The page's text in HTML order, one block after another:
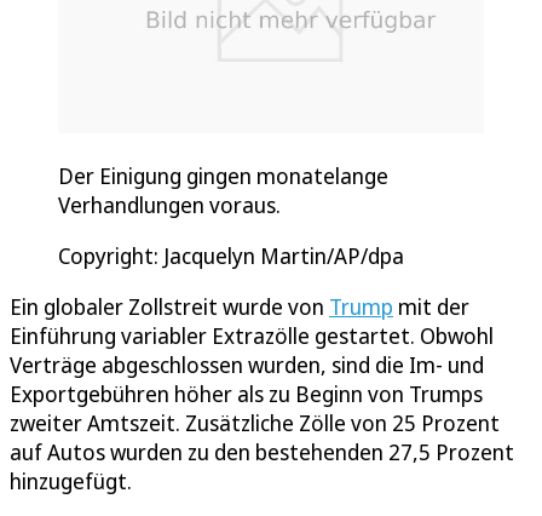
Der Einigung gingen monatelange
Verhandlungen voraus.
Copyright: Jacquelyn Martin/AP/dpa
Ein globaler Zollstreit wurde von Trump mit der
Einführung variabler Extrazölle gestartet. Obwohl
Verträge abgeschlossen wurden, sind die Im- und
Exportgebühren höher als zu Beginn von Trumps
zweiter Amtszeit. Zusätzliche Zölle von 25 Prozent
auf Autos wurden zu den bestehenden 27,5 Prozent
hinzugefügt.